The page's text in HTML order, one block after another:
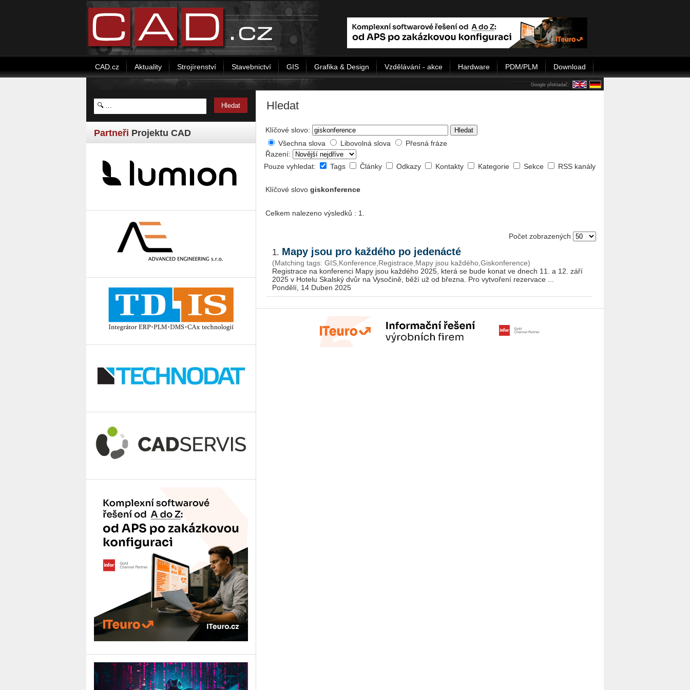
CAD.cz Aktuality Strojírenství Stavebnictví GIS Grafika & Design Vzdělávání - akce Hardware PDM/PLM Download
Google překladač:
Partneři Projektu CAD
Hledat
Klíčové slovo: Hledat
Všechna slova Libovolná slova
Přesná fráze
Řazení:
Pouze vyhledat:
Tags Články Odkazy Kontakty Kategorie Sekce RSS kanály
Klíčové slovo giskonference
Celkem nalezeno výsledků : 1.
Počet zobrazených
1. Mapy jsou pro každého po jedenácté
(Matching tags: GIS,Kon­fe­ren­ce,Re­gis­tra­ce,Mapy jsou kaž­dé­ho,Giskonference)
Re­gis­tra­ce na kon­fe­ren­ci Mapy jsou kaž­dé­ho 2025, která se bude konat ve dnech 11. a 12. září
2025 v Ho­te­lu Skal­ský dvůr na Vy­so­či­ně, běží už od břez­na. Pro vy­tvo­ře­ní re­zer­va­ce ...
Pondělí, 14 Duben 2025